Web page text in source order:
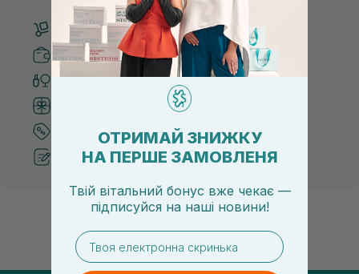
Безкоштовна доставка від 3000 UAH
Безпечні способи оплати
Тільки оригінальна косметика
Система бонусів та лояльності
Кращі ціни та топ товари
Рекомендації від косметологів
ОТРИМАЙ ЗНИЖКУ
НА ПЕРШЕ ЗАМОВЛЕНЯ
Твій вітальний бонус вже чекає —
підписуйся на наші новини!
email